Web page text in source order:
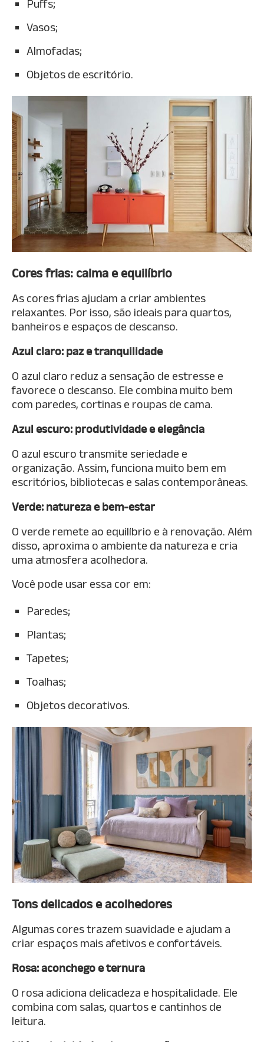
Puffs;
Vasos;
Almofadas;
Objetos de escritório.
Cores frias: calma e equilíbrio
As cores frias ajudam a criar ambientes
relaxantes. Por isso, são ideais para quartos,
banheiros e espaços de descanso.
Azul claro: paz e tranquilidade
O azul claro reduz a sensação de estresse e
favorece o descanso. Ele combina muito bem
com paredes, cortinas e roupas de cama.
Azul escuro: produtividade e elegância
O azul escuro transmite seriedade e
organização. Assim, funciona muito bem em
escritórios, bibliotecas e salas contemporâneas.
Verde: natureza e bem-estar
O verde remete ao equilíbrio e à renovação. Além
disso, aproxima o ambiente da natureza e cria
uma atmosfera acolhedora.
Você pode usar essa cor em:
Paredes;
Plantas;
Tapetes;
Toalhas;
Objetos decorativos.
Tons delicados e acolhedores
Algumas cores trazem suavidade e ajudam a
criar espaços mais afetivos e confortáveis.
Rosa: aconchego e ternura
O rosa adiciona delicadeza e hospitalidade. Ele
combina com salas, quartos e cantinhos de
leitura.